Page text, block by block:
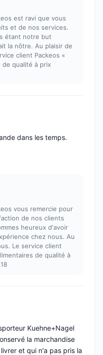
est ravi que vous
et de nos services.
étant notre but
la nôtre. Au plaisir de
client Packeos «
de qualité à prix
dans les temps.
vous remercie pour
de nos clients
heureux d'avoir
chez nous. Au
Le service client
de qualité à
Kuehne+Nagel
la marchandise
et qui n'a pas pris la